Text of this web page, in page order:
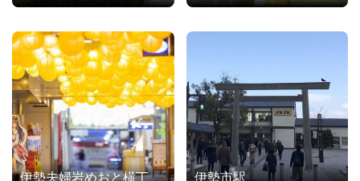
伊勢夫婦岩めおと横丁 伊勢市駅